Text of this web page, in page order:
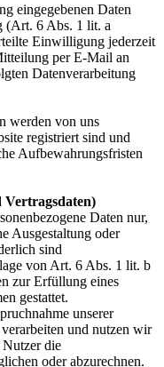
eingegebenen Daten
(Art. 6 Abs. 1 lit. a
Einwilligung jederzeit
per E-Mail an
Datenverarbeitung
werden von uns
registriert sind und
Aufbewahrungsfristen
Vertragsdaten)
Daten nur,
Ausgestaltung oder
sind
von Art. 6 Abs. 1 lit. b
zur Erfüllung eines
gestattet.
unserer
und nutzen wir
die
oder abzurechnen.